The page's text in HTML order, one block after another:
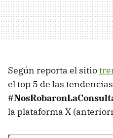
Según reporta el sitio
el top 5 de las
la plataforma X